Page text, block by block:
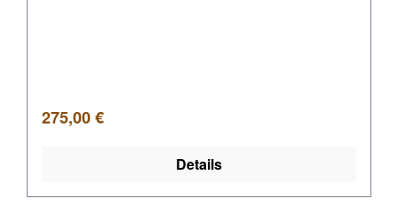
Regulärer Preis:
275,00 €
Details